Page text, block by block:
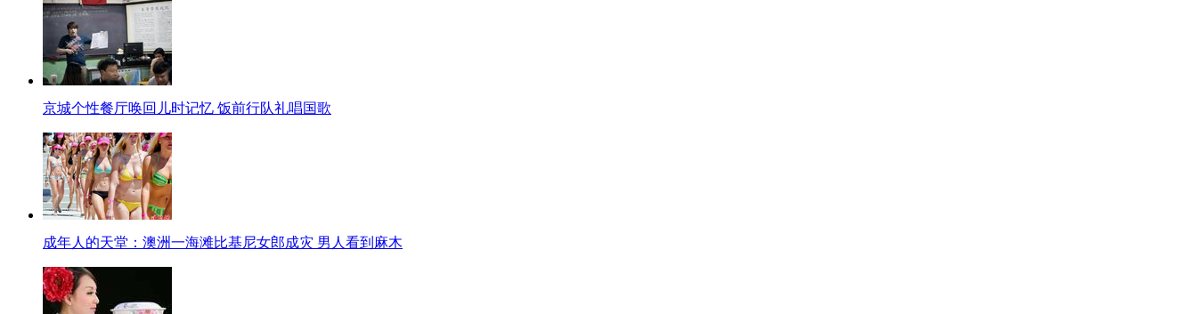
京城个性餐厅唤回儿时记忆 饭前行队礼唱国歌
成年人的天堂：澳洲一海滩比基尼女郎成灾 男人看到麻木